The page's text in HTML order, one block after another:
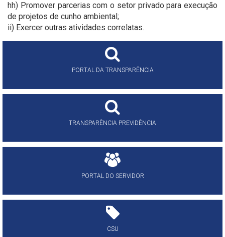
hh) Promover parcerias com o setor privado para execução
de projetos de cunho ambiental;
ii) Exercer outras atividades correlatas.
PORTAL DA TRANSPARÊNCIA
TRANSPARÊNCIA PREVIDÊNCIA
PORTAL DO SERVIDOR
CSU